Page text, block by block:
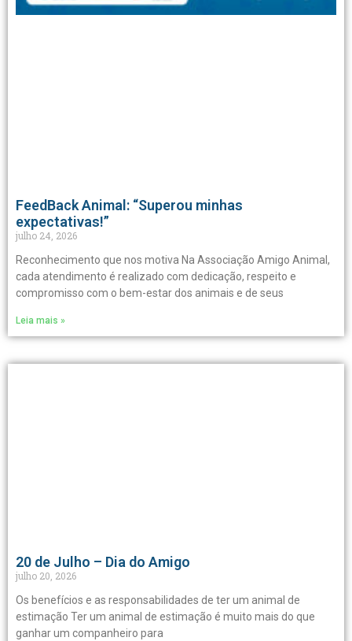
FeedBack Animal: “Superou minhas
expectativas!”
julho 24, 2026
Reconhecimento que nos motiva Na Associação Amigo Animal,
cada atendimento é realizado com dedicação, respeito e
compromisso com o bem-estar dos animais e de seus
Leia mais »
20 de Julho – Dia do Amigo
julho 20, 2026
Os benefícios e as responsabilidades de ter um animal de
estimação Ter um animal de estimação é muito mais do que
ganhar um companheiro para